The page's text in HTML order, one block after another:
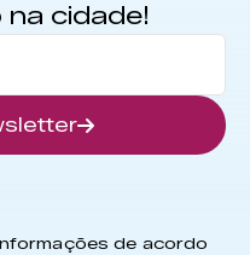
cidade!
de acordo